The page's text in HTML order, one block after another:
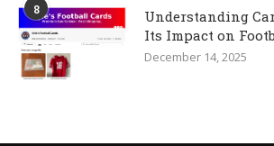
8
Understanding
Its Impact on
December 14, 2025